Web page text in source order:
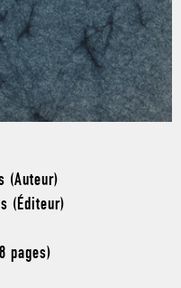
(Auteur)
(Éditeur)
pages)